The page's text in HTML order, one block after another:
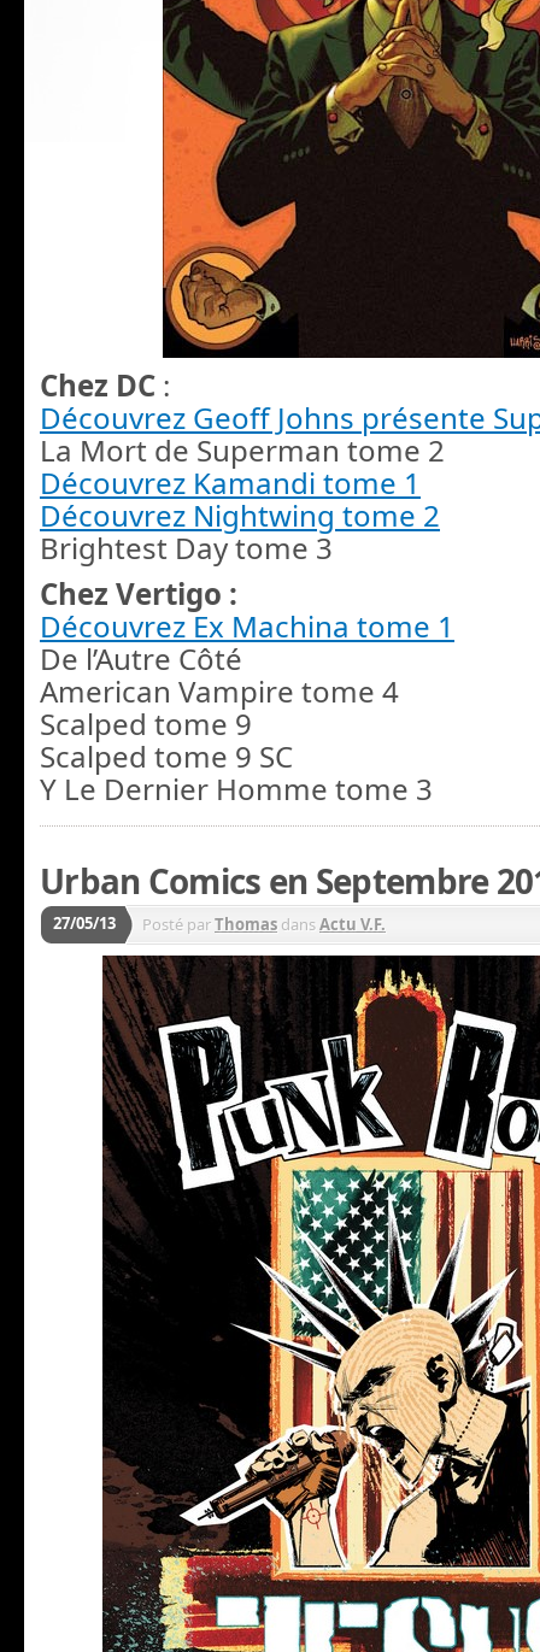
Chez DC :
Découvrez Geoff Johns présente
La Mort de Superman tome 2
Découvrez Kamandi tome 1
Découvrez Nightwing tome 2
Brightest Day tome 3
Chez Vertigo :
Découvrez Ex Machina tome 1
De l’Autre Côté
American Vampire tome 4
Scalped tome 9
Scalped tome 9 SC
Y Le Dernier Homme tome 3
Urban Comics en Septembre
27/05/13 Posté parThomas dansActu V.F.